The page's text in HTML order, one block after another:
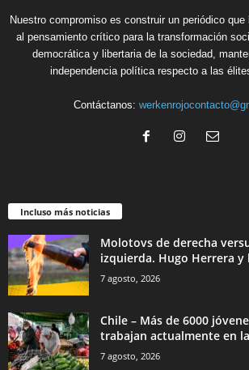
Nuestro compromiso es construir un periódico
al pensamiento crítico para la transformación
democrática y libertaria de la sociedad,
independencia política respecto a las
Contáctanos:
Incluso más noticias
Molotovs de derecha
izquierda. Hugo Herrera y
7 agosto, 2026
Chile – Más de 6000
trabajan actualmente en
7 agosto, 2026